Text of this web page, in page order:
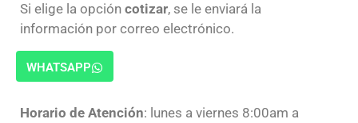
Si elige la opción cotizar, se le enviará la
información por correo electrónico.
WHATSAPP
Horario de Atención: lunes a viernes 8:00am a